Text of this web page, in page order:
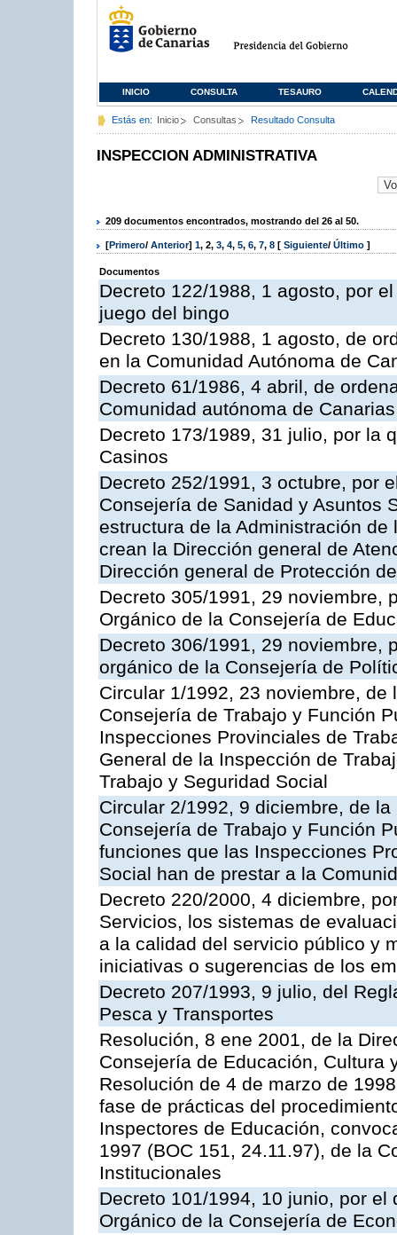
INICIO CONSULTA TESAURO
Estás en: Inicio Consultas Resultado Consulta
INSPECCION ADMINISTRATIVA
209 documentos encontrados, mostrando del 26 al 50.
[Primero/ Anterior] 1, 2, 3, 4, 5, 6, 7, 8 [ Siguiente/ Último ]
Documentos
Decreto 122/1988, 1 agosto, por
juego del bingo
Decreto 130/1988, 1 agosto, de
en la Comunidad Autónoma de
Decreto 61/1986, 4 abril, de
Comunidad autónoma de Canarias
Decreto 173/1989, 31 julio, por la
Casinos
Decreto 252/1991, 3 octubre, por
Consejería de Sanidad y Asuntos
estructura de la Administración
crean la Dirección general de
Dirección general de Protección
Decreto 305/1991, 29 noviembre,
Orgánico de la Consejería de
Decreto 306/1991, 29 noviembre,
orgánico de la Consejería de
Circular 1/1992, 23 noviembre,
Consejería de Trabajo y Función
Inspecciones Provinciales de
General de la Inspección de
Trabajo y Seguridad Social
Circular 2/1992, 9 diciembre, de
Consejería de Trabajo y Función
funciones que las Inspecciones
Social han de prestar a la
Decreto 220/2000, 4 diciembre,
Servicios, los sistemas de
a la calidad del servicio público y
iniciativas o sugerencias de los
Decreto 207/1993, 9 julio, del
Pesca y Transportes
Resolución, 8 ene 2001, de la
Consejería de Educación, Cultura
Resolución de 4 de marzo de
fase de prácticas del
Inspectores de Educación,
1997 (BOC 151, 24.11.97), de la
Institucionales
Decreto 101/1994, 10 junio, por
Orgánico de la Consejería de